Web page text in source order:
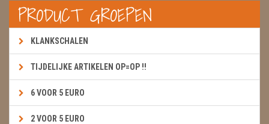
PRODUCT GROEPEN
KLANKSCHALEN
TIJDELIJKE ARTIKELEN OP=OP !!
6 VOOR 5 EURO
2 VOOR 5 EURO